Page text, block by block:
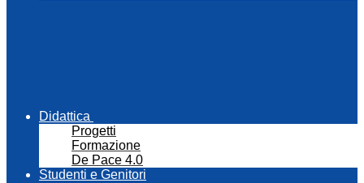
Didattica
Progetti
Formazione
De Pace 4.0
Studenti e Genitori